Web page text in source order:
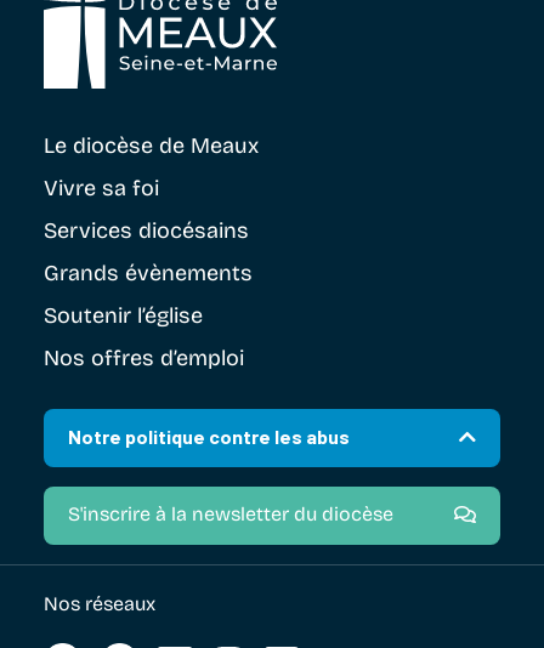
Le diocèse de Meaux
Vivre sa foi
Services diocésains
Grands évènements
Soutenir l’église
Nos offres d’emploi
Notre politique contre les abus
S'inscrire à la newsletter du diocèse
Nos réseaux